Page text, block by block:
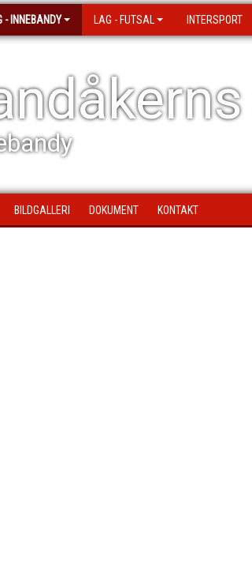
- INNEBANDY LAG - FUTSAL INTERSPORT
BILDGALLERI DOKUMENT KONTAKT